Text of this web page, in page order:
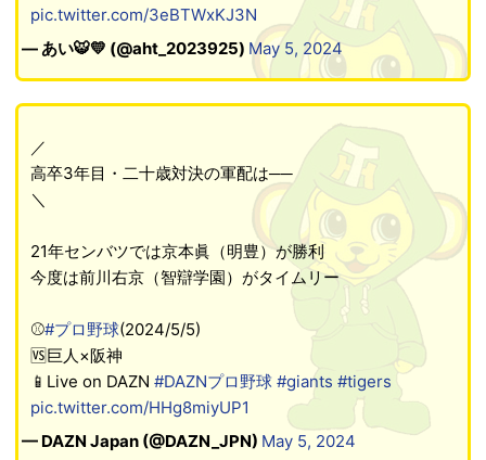
pic.twitter.com/3eBTWxKJ3N
— あい🐯💛 (@aht_2023925) May 5, 2024
／
高卒3年目・二十歳対決の軍配は──
＼
21年センバツでは京本眞（明豊）が勝利
今度は前川右京（智辯学園）がタイムリー
⚾#プロ野球(2024/5/5)
🆚巨人×阪神
📱Live on DAZN #DAZNプロ野球 #giants #tigers
pic.twitter.com/HHg8miyUP1
— DAZN Japan (@DAZN_JPN) May 5, 2024